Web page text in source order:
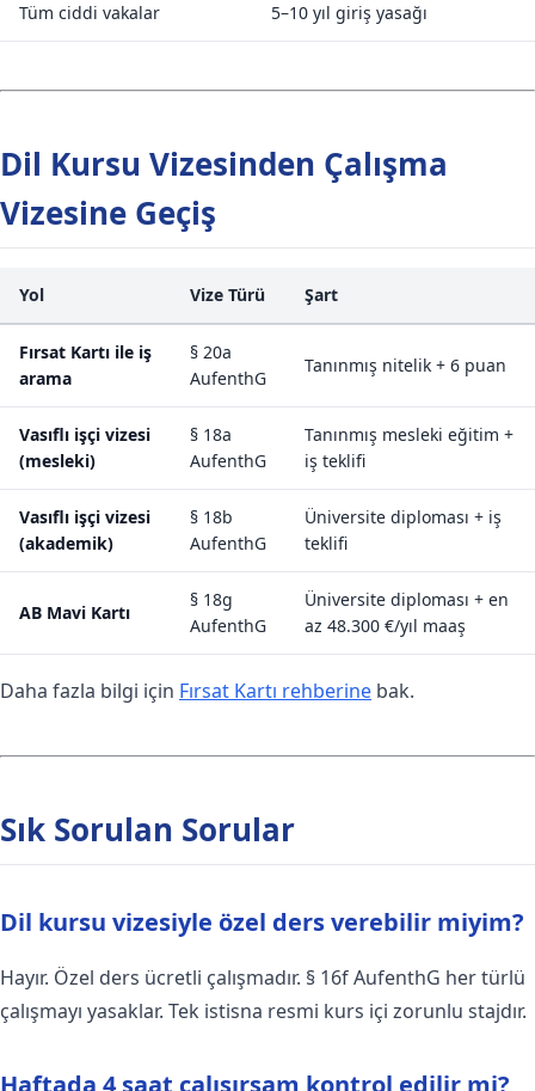
Tüm ciddi vakalar 5–10 yıl giriş yasağı
Dil Kursu Vizesinden Çalışma
Vizesine Geçiş
Yol Vize Türü Şart
Fırsat Kartı ile iş
arama
§ 20a
AufenthG
Tanınmış nitelik + 6 puan
Vasıflı işçi vizesi
(mesleki)
§ 18a
AufenthG
Tanınmış mesleki eğitim +
iş teklifi
Vasıflı işçi vizesi
(akademik)
§ 18b
AufenthG
Üniversite diploması + iş
teklifi
AB Mavi Kartı
§ 18g
AufenthG
Üniversite diploması + en
az 48.300 €/yıl maaş
Daha fazla bilgi için Fırsat Kartı rehberine bak.
Sık Sorulan Sorular
Dil kursu vizesiyle özel ders verebilir miyim?
Hayır. Özel ders ücretli çalışmadır. § 16f AufenthG her türlü
çalışmayı yasaklar. Tek istisna resmi kurs içi zorunlu stajdır.
Haftada 4 saat çalışırsam kontrol edilir mi?